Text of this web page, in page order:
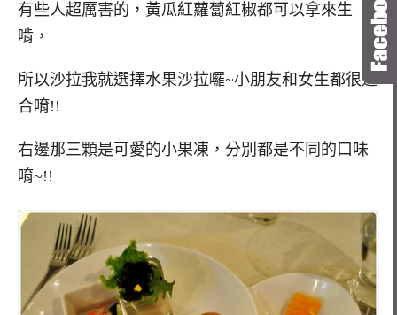
有些人超厲害的，黃瓜紅蘿蔔紅椒都可以拿來生
啃，
所以沙拉我就選擇水果沙拉囉~小朋友和女生都很適
合唷!!
右邊那三顆是可愛的小果凍，分別都是不同的口味
唷~!!